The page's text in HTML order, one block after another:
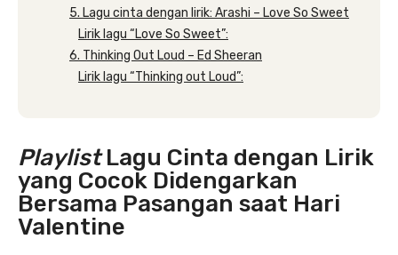
5. Lagu cinta dengan lirik: Arashi – Love So Sweet
Lirik lagu “Love So Sweet”:
6. Thinking Out Loud – Ed Sheeran
Lirik lagu “Thinking out Loud”:
PlaylistLagu Cinta dengan Lirik
yang Cocok Didengarkan
Bersama Pasangan saat Hari
Valentine